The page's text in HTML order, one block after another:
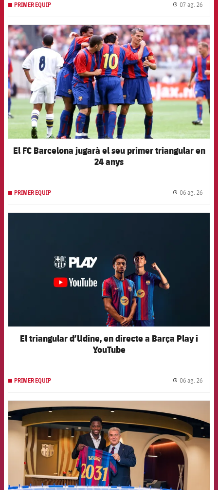
PRIMER EQUIP 07 ag. 26
FCB Barcelona badge
El FC Barcelona jugarà el seu primer triangular en
24 anys
PRIMER EQUIP 06 ag. 26
El triangular d’Udine, en directe a Barça Play i
YouTube
PRIMER EQUIP 06 ag. 26